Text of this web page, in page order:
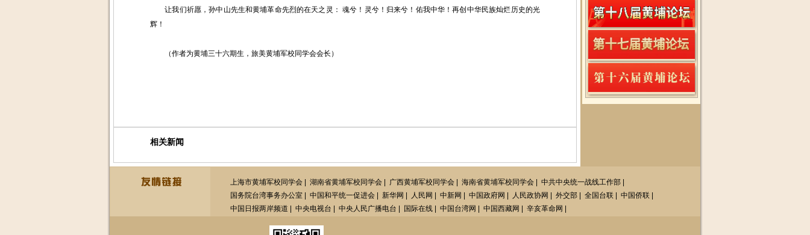
让我们祈愿，孙中山先生和黄埔革命先烈的在天之灵： 魂兮！灵兮！归来兮！佑我中华！再创中华民族灿烂历史的光
辉！
（作者为黄埔三十六期生，旅美黄埔军校同学会会长）
相关新闻
上海市黄埔军校同学会 湖南省黄埔军校同学会 广西黄埔军校同学会 海南省黄埔军校同学会 中共中央统一战线工作部
国务院台湾事务办公室
中国和平统一促进会 新华网 人民网 中新网 中国政府网 人民政协网 外交部 全国台联 中国侨联
中国日报两岸频道
中央电视台 中央人民广播电台 国际在线 中国台湾网 中国西藏网 辛亥革命网